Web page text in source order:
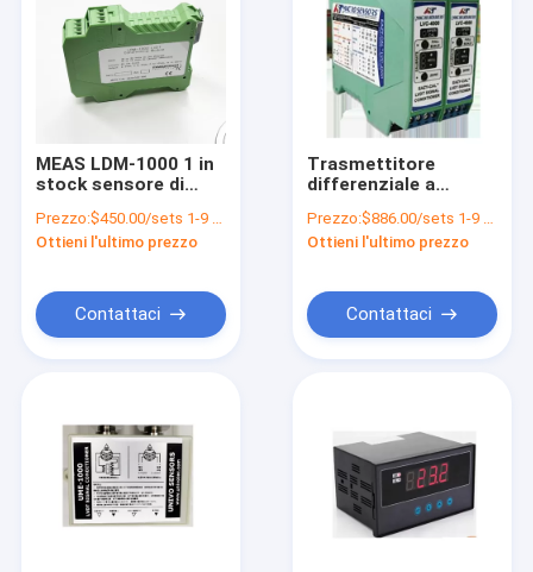
Prodotti
Video
Chi siamo
MEAS LDM-1000 1 in
stock sensore di
condizionatore del
segnale display a LED
collegamento a fili
Prezzo:$450.00/sets 1-9 sets
Ottieni l'ultimo prezzo
Contattaci
Trasmettitore
differenziale a
sensore di
spostamento
Prezzo:$886.00/sets 1-9 sets
Ottieni l'ultimo prezzo
Contattaci